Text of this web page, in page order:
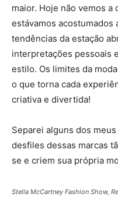
maior. Hoje não vemos a
estávamos acostumados
tendências da estação
interpretações pessoais
estilo. Os limites da
o que torna cada
criativa e divertida!
Separei alguns dos meus
desfiles dessas marcas
se e criem sua própria
Stella McCartney Fashion Show,